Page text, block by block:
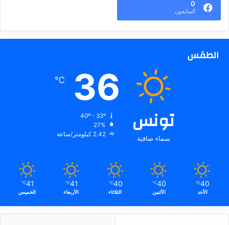
0
المتابعون
الطقس
تونس
سماء صافية
36
℃
27%
2.42 كيلومتر/ساعة
40
℃
الأحد
40
℃
الأثنين
40
℃
الثلاثاء
41
℃
الأربعاء
41
℃
الخميس